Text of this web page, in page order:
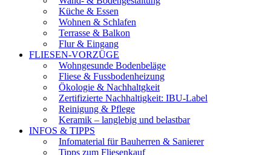
Küche & Essen
Wohnen & Schlafen
Terrasse & Balkon
Flur & Eingang
FLIESEN-VORZÜGE
Wohngesunde Bodenbeläge
Fliese & Fussbodenheizung
Ökologie & Nachhaltgkeit
Zertifizierte Nachhaltigkeit: IBU-Label
Reinigung & Pflege
Keramik – langlebig und belastbar
INFOS & TIPPS
Infomaterial für Bauherren & Sanierer
Tipps zum Fliesenkauf